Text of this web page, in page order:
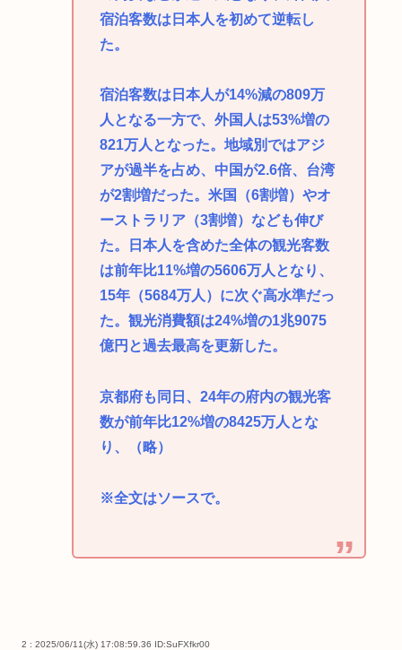
宿泊客数は日本人を初めて逆転し
た。
宿泊客数は日本人が14%減の809万
人となる一方で、外国人は53%増の
821万人となった。地域別ではアジ
アが過半を占め、中国が2.6倍、台湾
が2割増だった。米国（6割増）やオ
ーストラリア（3割増）なども伸び
た。日本人を含めた全体の観光客数
は前年比11%増の5606万人となり、
15年（5684万人）に次ぐ高水準だっ
た。観光消費額は24%増の1兆9075
億円と過去最高を更新した。
京都府も同日、24年の府内の観光客
数が前年比12%増の8425万人とな
り、（略）
※全文はソースで。
2 : 2025/06/11(水) 17:08:59.36 ID:SuFXfkr00